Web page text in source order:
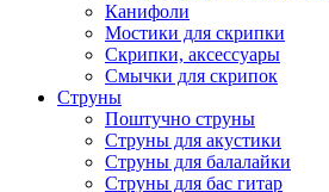
Канифоли
Мостики для скрипки
Скрипки, аксессуары
Смычки для скрипок
Струны
Поштучно струны
Струны для акустики
Струны для балалайки
Струны для бас гитар